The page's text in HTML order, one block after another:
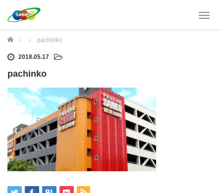
T
ホーム pachinko
2018.05.17
pachinko